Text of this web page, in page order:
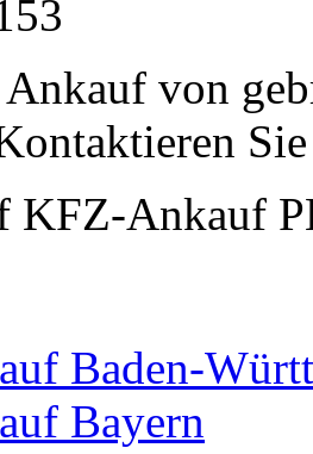
Ankauf von
KFZ-Ankauf
Baden-
Bayern